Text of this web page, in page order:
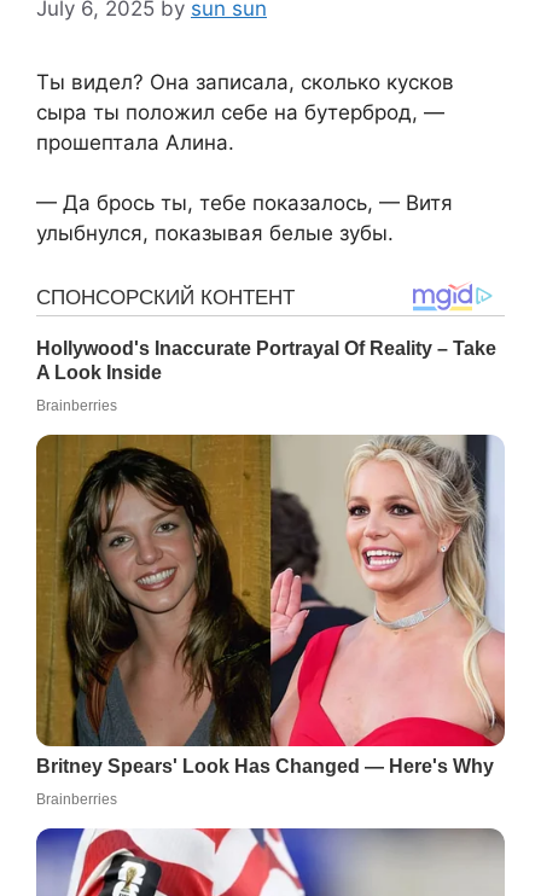
July 6, 2025 by sun sun
Ты видел? Она записала, сколько кусков
сыра ты положил себе на бутерброд, —
прошептала Алина.
— Да брось ты, тебе показалось, — Витя
улыбнулся, показывая белые зубы.